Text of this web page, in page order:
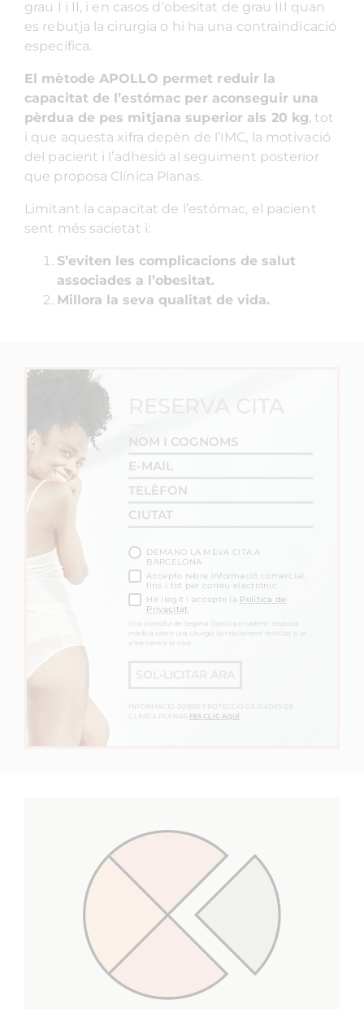
grau I i II, i en casos d’obesitat de grau III quan
es rebutja la cirurgia o hi ha una contraindicació
específica.
El mètode APOLLO permet reduir la
capacitat de l’estómac per aconseguir una
pèrdua de pes mitjana superior als 20 kg, tot
i que aquesta xifra depèn de l’IMC, la motivació
del pacient i l’adhesió al seguiment posterior
que proposa Clínica Planas.
Limitant la capacitat de l’estómac, el pacient
sent més sacietat i:
S’eviten les complicacions de salut
associades a l’obesitat.
Millora la seva qualitat de vida.
DEMANO LA MEVA CITA A
BARCELONA
Accepto rebre informació comercial,
fins i tot per correu electrònic.
He llegit i accepto la Política de
Privacitat
Una consulta de Segona Opinió per obtenir resposta
mèdica sobre una cirurgia i/o tractament realitzat a un
altre centre té cost.
INFORMACIÓ SOBRE PROTECCIÓ DE DADES DE
CLÍNICA PLANAS FES CLIC AQUÍ